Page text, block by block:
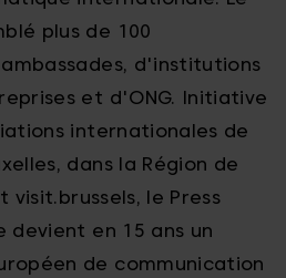
plus de 100
d'institutions
et d'ONG. Initiative
internationales de
dans la Région de
le Press
devient en 15 ans un
de communication